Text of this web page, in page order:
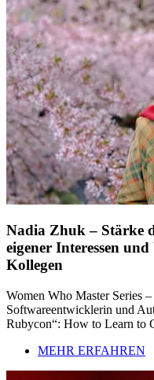
Nadia Zhuk – Stärke
eigener Interessen
Kollegen
Women Who Master Series
Softwareentwicklerin und
Rubycon“: How to Learn to
MEHR ERFAHREN